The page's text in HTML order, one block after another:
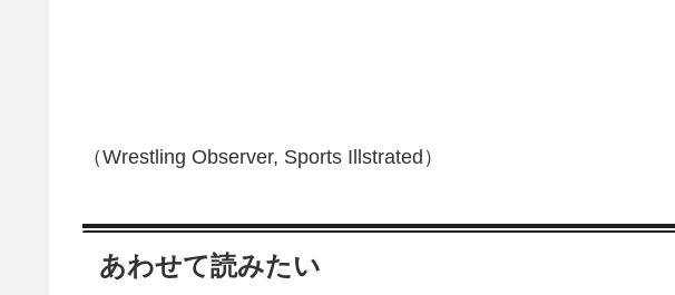
（Wrestling Observer, Sports Illstrated）
あわせて読みたい